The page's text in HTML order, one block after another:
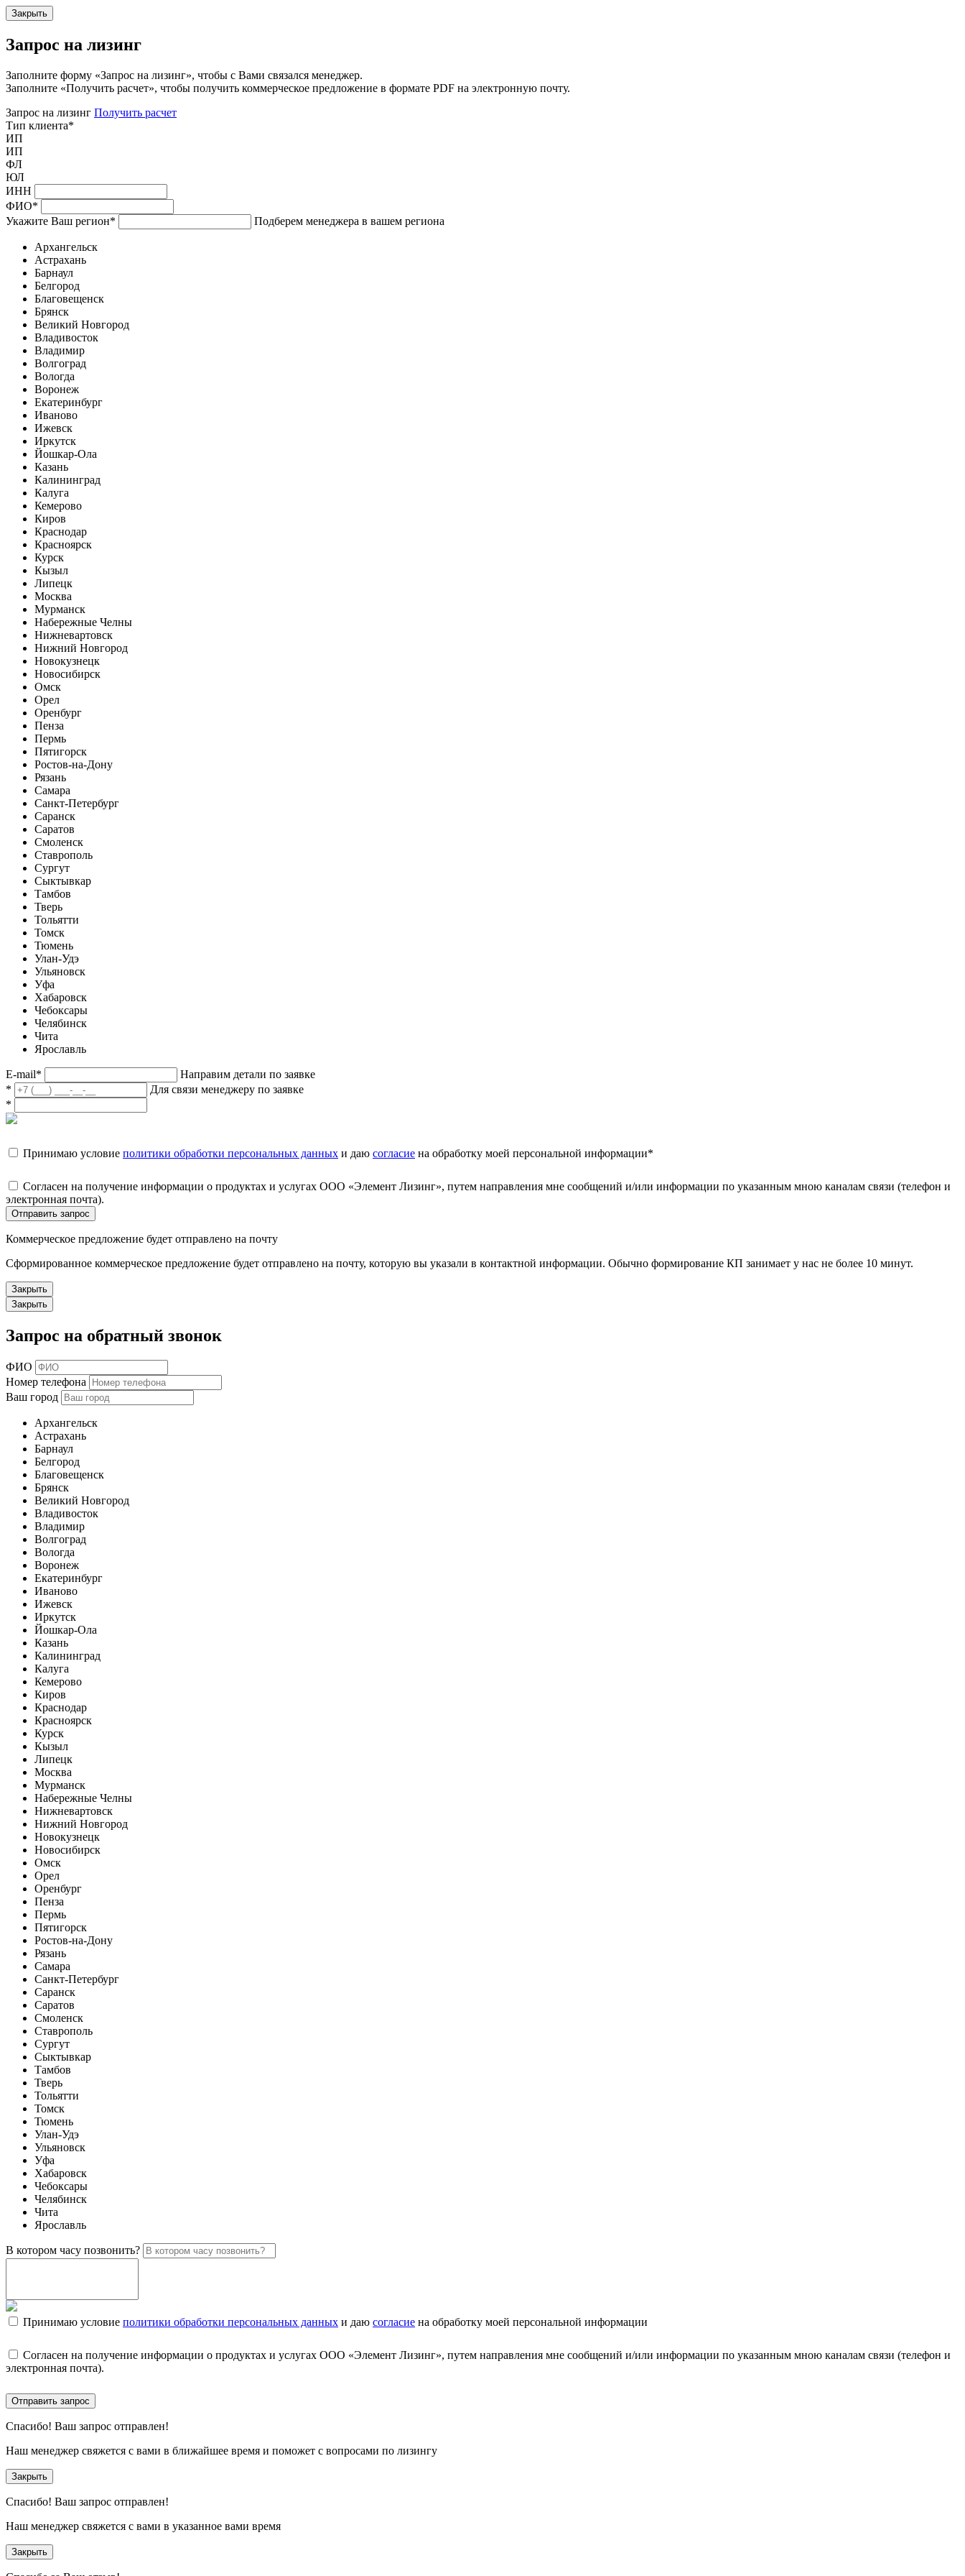
Закрыть
Запрос на лизинг
Заполните форму «Запрос на лизинг», чтобы с Вами связался менеджер.
Заполните «Получить расчет», чтобы получить коммерческое предложение в формате PDF на электронную почту.
Запрос на лизинг Получить расчет
Тип клиента*
ИП
ИП
ФЛ
ЮЛ
ИНН
ФИО*
Укажите Ваш регион* Подберем менеджера в вашем региона
Архангельск
Астрахань
Барнаул
Белгород
Благовещенск
Брянск
Великий Новгород
Владивосток
Владимир
Волгоград
Вологда
Воронеж
Екатеринбург
Иваново
Ижевск
Иркутск
Йошкар-Ола
Казань
Калининград
Калуга
Кемерово
Киров
Краснодар
Красноярск
Курск
Кызыл
Липецк
Москва
Мурманск
Набережные Челны
Нижневартовск
Нижний Новгород
Новокузнецк
Новосибирск
Омск
Орел
Оренбург
Пенза
Пермь
Пятигорск
Ростов-на-Дону
Рязань
Самара
Санкт-Петербург
Саранск
Саратов
Смоленск
Ставрополь
Сургут
Сыктывкар
Тамбов
Тверь
Тольятти
Томск
Тюмень
Улан-Удэ
Ульяновск
Уфа
Хабаровск
Чебоксары
Челябинск
Чита
Ярославль
E-mail*
Направим детали по заявке
*
Для связи менеджеру по заявке
*
Принимаю условие политики обработки персональных данных и даю согласие на обработку моей персональной информации*
Согласен на получение информации о продуктах и услугах ООО «Элемент Лизинг», путем направления мне сообщений и/или информации по указанным мною каналам связи (телефон и
электронная почта).
Отправить запрос
Коммерческое предложение будет отправлено на почту
Сформированное коммерческое предложение будет отправлено на почту, которую вы указали в контактной информации. Обычно формирование КП занимает у нас не более 10 минут.
Закрыть
Закрыть
Запрос на обратный звонок
ФИО
Номер телефона
Ваш город
Архангельск
Астрахань
Барнаул
Белгород
Благовещенск
Брянск
Великий Новгород
Владивосток
Владимир
Волгоград
Вологда
Воронеж
Екатеринбург
Иваново
Ижевск
Иркутск
Йошкар-Ола
Казань
Калининград
Калуга
Кемерово
Киров
Краснодар
Красноярск
Курск
Кызыл
Липецк
Москва
Мурманск
Набережные Челны
Нижневартовск
Нижний Новгород
Новокузнецк
Новосибирск
Омск
Орел
Оренбург
Пенза
Пермь
Пятигорск
Ростов-на-Дону
Рязань
Самара
Санкт-Петербург
Саранск
Саратов
Смоленск
Ставрополь
Сургут
Сыктывкар
Тамбов
Тверь
Тольятти
Томск
Тюмень
Улан-Удэ
Ульяновск
Уфа
Хабаровск
Чебоксары
Челябинск
Чита
Ярославль
В котором часу позвонить?
Принимаю условие политики обработки персональных данных и даю согласие на обработку моей персональной информации
Согласен на получение информации о продуктах и услугах ООО «Элемент Лизинг», путем направления мне сообщений и/или информации по указанным мною каналам связи (телефон и
электронная почта).
Отправить запрос
Спасибо! Ваш запрос отправлен!
Наш менеджер свяжется с вами в ближайшее время и поможет с вопросами по лизингу
Закрыть
Спасибо! Ваш запрос отправлен!
Наш менеджер свяжется с вами в указанное вами время
Закрыть